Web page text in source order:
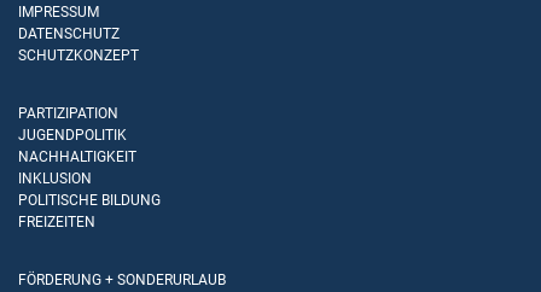
IMPRESSUM
DATENSCHUTZ
SCHUTZKONZEPT
PARTIZIPATION
JUGENDPOLITIK
NACHHALTIGKEIT
INKLUSION
POLITISCHE BILDUNG
FREIZEITEN
FÖRDERUNG + SONDERURLAUB